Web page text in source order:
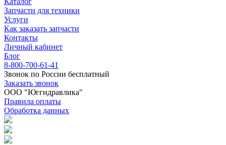
Запчасти для техники
Услуги
Как заказать запчасти
Контакты
Личный кабинет
Блог
8-800-700-61-41
Звонок по России бесплатный
Заказать звонок
ООО "Юггидравлика"
Правила оплаты
Обработка данных